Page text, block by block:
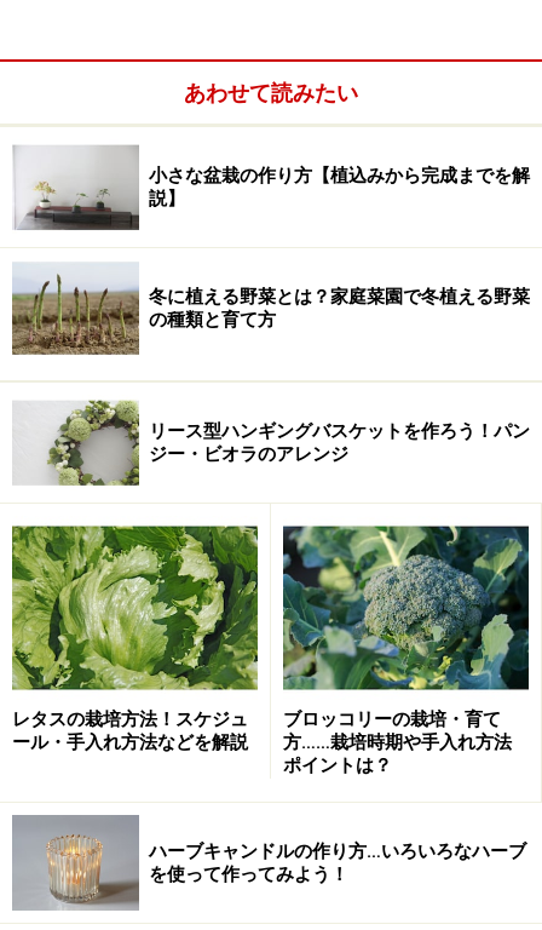
プロヴァンスの庭、ガーデン部門・バラ鉢植え部門
大賞作
今年は多肉、セダムが人気?!
ガーデン作品からピックアップ
アイディアと遊び心も忘れずに
画像をクリックすると、拡大サイズを見ることができま
す。作品により別アングルの画像もありますので、チェ
ックしてみてくださいね！
A Fun Family Garden
主要アクセスである西武球場前駅を降りて会場に向かう
と、そこには来場者を迎えてくれるガーデン「A Fun
Family Garden」があります。デザインを手がけたのはガ
ーデンデザイナーのマーク・チャップマン氏（英国出
身）。ガーデンの周囲には子どもたちが喜びそうな、可
愛らしいトピアリーが点在します。
A Fun Family Garden
あわせて読みたい
小さな盆栽の作り方【植込みから完成までを解
説】
冬に植える野菜とは？家庭菜園で冬植える野菜
の種類と育て方
リース型ハンギングバスケットを作ろう！パン
ジー・ビオラのアレンジ
レタスの栽培方法！スケジュ
ール・手入れ方法などを解説
ブロッコリーの栽培・育て
方……栽培時期や手入れ方法
ポイントは？
ハーブキャンドルの作り方…いろいろなハーブ
を使って作ってみよう！